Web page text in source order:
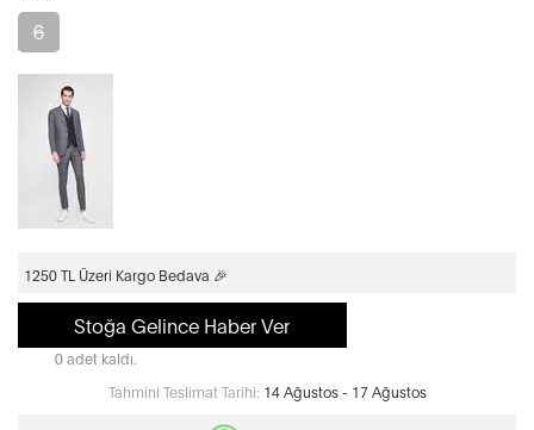
6
1250 TL Üzeri Kargo Bedava 🎉
Stoğa Gelince Haber Ver
0 adet kaldı.
Tahmini Teslimat Tarihi: 14 Ağustos - 17 Ağustos